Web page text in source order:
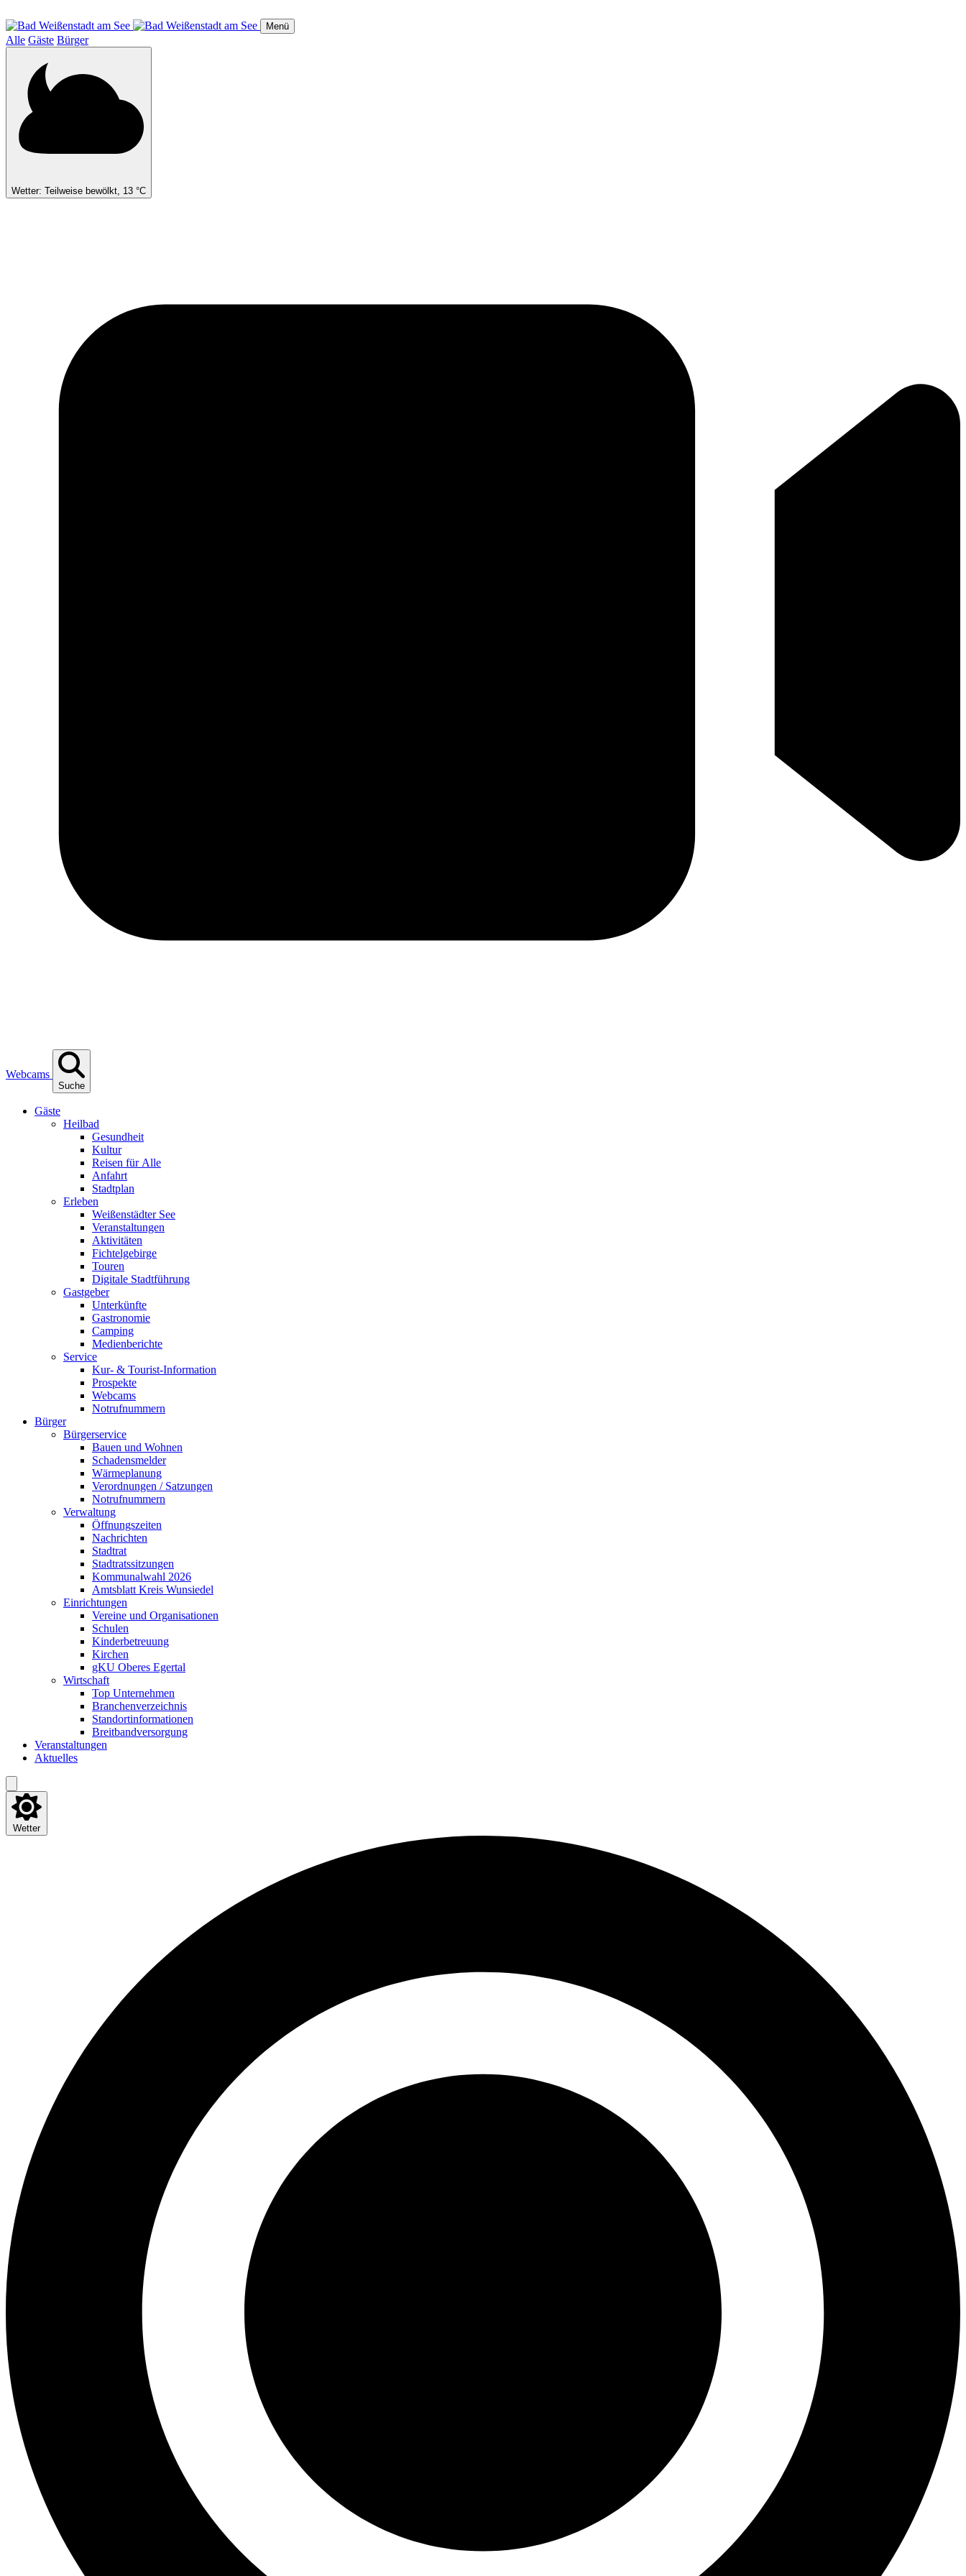
zum
Inhalt
Menü
Alle Gäste Bürger
Wetter: Teilweise bewölkt, 13 °C
Webcams
Suche
Gäs­te
Heil­bad
Gesund­heit
Kul­tur
Rei­sen für Alle
Anfahrt
Stadt­plan
Erle­ben
Wei­ßen­städ­ter See
Ver­an­stal­tun­gen
Akti­vi­tä­ten
Fich­tel­ge­bir­ge
Tou­ren
Digi­ta­le Stadtführung
Gast­ge­ber
Unter­künf­te
Gas­tro­no­mie
Cam­ping
Medi­en­be­rich­te
Ser­vice
Kur- & Tourist-Information
Pro­spek­te
Web­cams
Not­ruf­num­mern
Bür­ger
Bür­ger­ser­vice
Bau­en und Wohnen
Scha­dens­mel­der
Wär­me­pla­nung
Ver­ord­nun­gen / Satzungen
Not­ruf­num­mern
Ver­wal­tung
Öff­nungs­zei­ten
Nach­rich­ten
Stadt­rat
Stadt­rats­sit­zun­gen
Kom­mu­nal­wahl 2026
Amts­blatt Kreis Wunsiedel
Ein­rich­tun­gen
Ver­ei­ne und Organisationen
Schu­len
Kin­der­be­treu­ung
Kir­chen
gKU Obe­res Egertal
Wirt­schaft
Top Unter­neh­men
Bran­chen­ver­zeich­nis
Stand­ort­in­for­ma­tio­nen
Breit­band­ver­sor­gung
Ver­an­stal­tun­gen
Aktu­el­les
Wetter